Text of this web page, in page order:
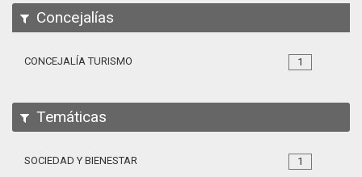
Concejalías
1
CONCEJALÍA TURISMO
Temáticas
1
SOCIEDAD Y BIENESTAR